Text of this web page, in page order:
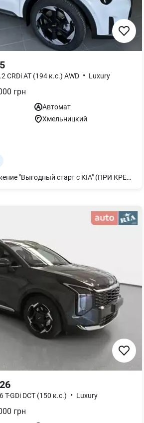
CRDi AT (194 к.с.) AWD • Luxury
грн
Автомат
Хмельницкий
Специальное предложение "Выгодный старт с КІА" (ПРИ КРЕДИТОВАНИИ СКИДКА -60000 грн)!
T-GDi DCT (150 к.с.) • Luxury
грн